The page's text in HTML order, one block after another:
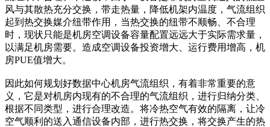
风与其散热充分交换，带走热量，降低机架内温度，气流组织
起到热交换媒介纽带作用，当热交换的纽带不顺畅、不合理
时，现状只能是机房空调设备容量配置远远大于实际需求量，
以满足机房需要。造成空调设备投资增大、运行费用增高，机
房PUE值增大。
因此如何规划好数据中心机房气流组织，有着非常重要的意
义，它是对机房内现有的不合理的气流组织，进行归纳分类、
根据不同类型，进行合理改造。将冷热空气有效的隔离，让冷
空气顺利的送入通信设备内部，进行热交换，将交换产生的热